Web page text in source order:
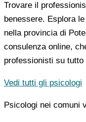
Trovare il
benessere. Esplora
nella provincia di
consulenza online,
professionisti su
Vedi tutti gli psicologi
Psicologi nei comuni